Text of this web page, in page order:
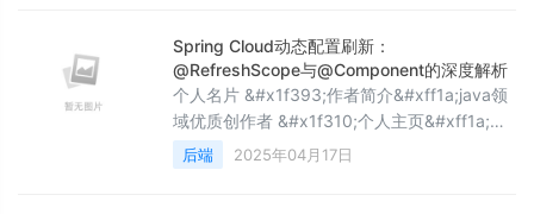
2&#xff1a;动态代理增强&#xff08;模拟
AOP&#xff09; 五、常见应用
Spring Cloud动态配置刷新：
@RefreshScope与@Component的深度解析
个人名片 &#x1f393;作者简介&#xff1a;java领
域优质创作者 &#x1f310;个人主页&#xff1a;码
农阿豪 &#x1f4de;工作室&#xff1a;新空间代码
工作室&#xff08;提供各种软件服务) &#x1f48c;
后端 2025年04月17日